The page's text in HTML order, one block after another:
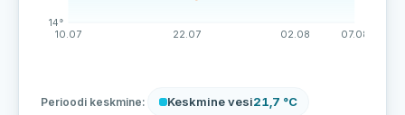
14°
10.07 22.07 02.08 07.08
Perioodi keskmine: Keskmine vesi21,7 °C